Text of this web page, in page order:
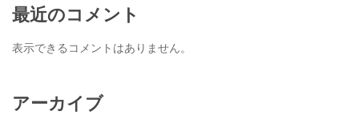
最近のコメント
表示できるコメントはありません。
アーカイブ